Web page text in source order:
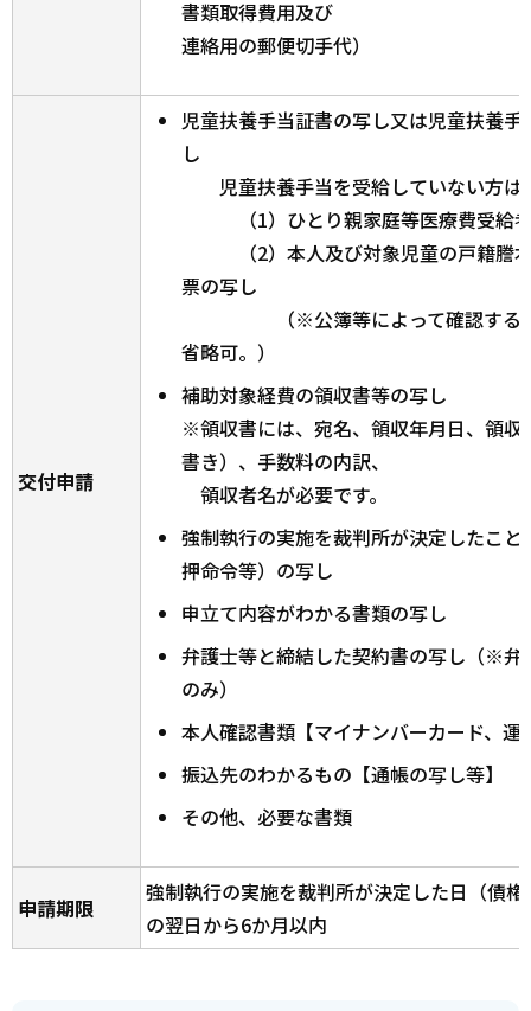
書類取得費用及び
連絡用の郵便切手代）
交付申請
児童扶養手当証書の写し又は児童扶養
し
児童扶養手当を受給していない方は
（1）ひとり親家庭等医療費受給
（2）本人及び対象児童の戸籍謄本
票の写し
（※公簿等によって確認するこ
省略可。）
補助対象経費の領収書等の写し
※領収書には、宛名、領収年月日、領収
書き）、手数料の内訳、
領収者名が必要です。
強制執行の実施を裁判所が決定したこ
押命令等）の写し
申立て内容がわかる書類の写し
弁護士等と締結した契約書の写し（※弁
のみ）
本人確認書類【マイナンバーカード、運
振込先のわかるもの【通帳の写し等】
その他、必要な書類
申請期限
強制執行の実施を裁判所が決定した日（債
の翌日から6か月以内